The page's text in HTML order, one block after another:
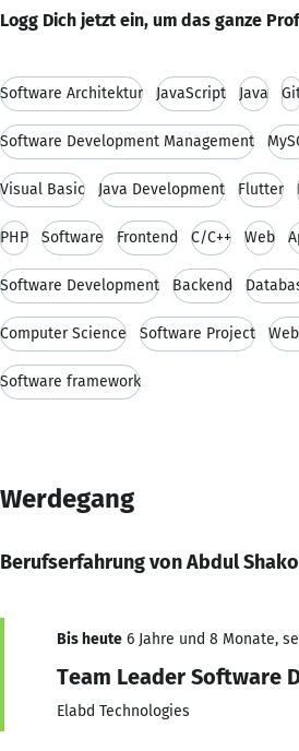
Logg Dich jetzt ein, um das ganze
Software Architektur JavaScript Java
Software Development Management
Visual Basic Java Development Flutter
PHP Software Frontend C/C++ Web
Software Development Backend
Computer Science Software Project
Software framework
Werdegang
Berufserfahrung von Abdul
Bis heute 6 Jahre und 8 Monate,
Team Leader Software
Elabd Technologies